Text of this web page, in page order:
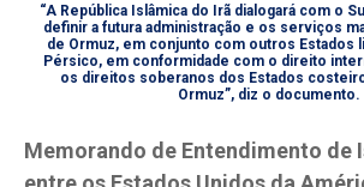
“A República Islâmica do Irã dialogará com o
definir a futura administração e os serviços
de Ormuz, em conjunto com outros Estados
Pérsico, em conformidade com o direito
os direitos soberanos dos Estados
Ormuz”, diz o documento.
Memorando de Entendimento de